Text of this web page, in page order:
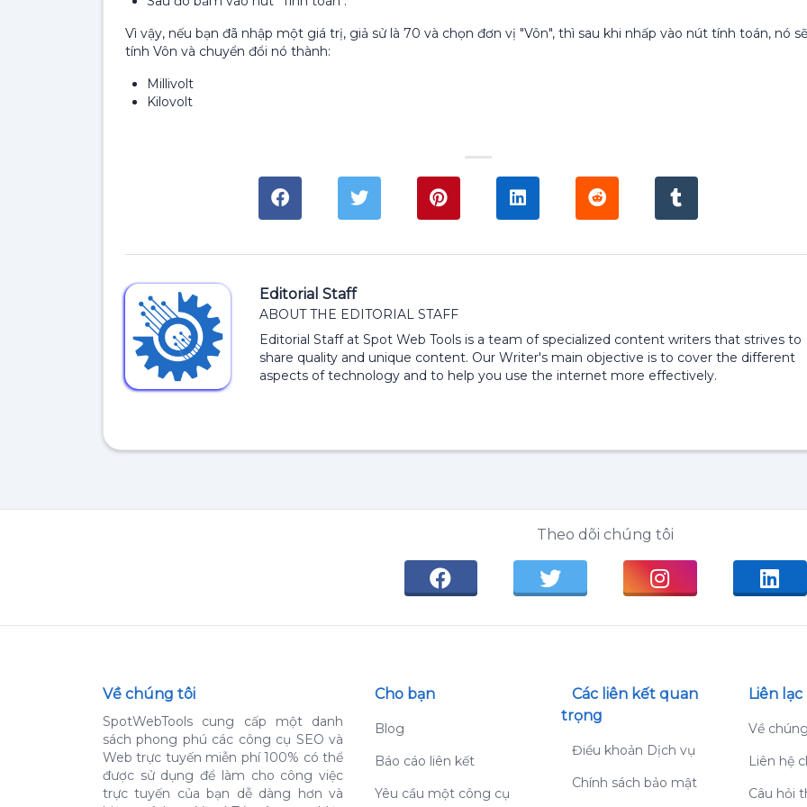
Vì vậy, nếu bạn đã nhập một giá trị, giả sử là 70 và chọn đơn vị "Vôn", thì sau khi nhấp vào nút tính toán, nó sẽ
tính Vôn và chuyển đổi nó thành:
Millivolt
Kilovolt
Editorial Staff
ABOUT THE EDITORIAL STAFF
Editorial Staff at Spot Web Tools is a team of specialized content writers that strives to
share quality and unique content. Our Writer's main objective is to cover the different
aspects of technology and to help you use the internet more effectively.
Theo dõi chúng tôi
Về chúng tôi
SpotWebTools cung cấp một danh
sách phong phú các công cụ SEO và
Web trực tuyến miễn phí 100% có thể
được sử dụng để làm cho công việc
trực tuyến của bạn dễ dàng hơn và
Cho bạn
Blog
Báo cáo liên kết
Yêu cầu một công cụ
Các liên kết quan
trọng
Điều khoản Dịch vụ
Chính sách bảo mật
Liên lạc
Về
Liên hệ
Câu hỏi